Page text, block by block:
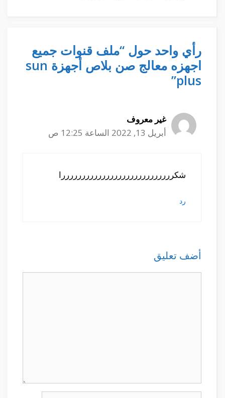
رأي واحد حول “ملف قنوات جميع
اجهزه معالج صن بلاص أجهزة sun
plus”
غير معروف
أبريل 13, 2022 الساعة 12:25 ص
شكررررررررررررررررررررررررررررا
رد
أضف تعليق